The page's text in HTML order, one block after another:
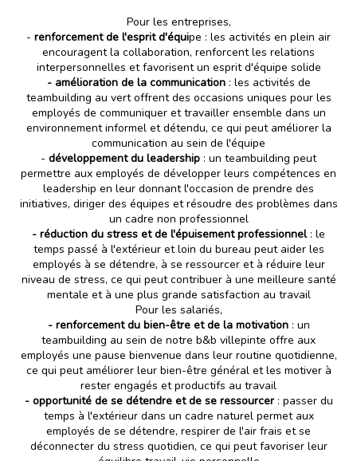
Pour les entreprises,
- renforcement de l'esprit d'équipe : les activités en plein air
encouragent la collaboration, renforcent les relations
interpersonnelles et favorisent un esprit d'équipe solide
- amélioration de la communication: les activités de
teambuilding au vert offrent des occasions uniques pour les
employés de communiquer et travailler ensemble dans un
environnement informel et détendu, ce qui peut améliorer la
communication au sein de l'équipe
- développement du leadership : un teambuilding peut
permettre aux employés de développer leurs compétences en
leadership en leur donnant l'occasion de prendre des
initiatives, diriger des équipes et résoudre des problèmes dans
un cadre non professionnel
- réduction du stress et de l'épuisement professionnel: le
temps passé à l'extérieur et loin du bureau peut aider les
employés à se détendre, à se ressourcer et à réduire leur
niveau de stress, ce qui peut contribuer à une meilleure santé
mentale et à une plus grande satisfaction au travail
Pour les salariés,
- renforcement du bien-être et de la motivation: un
teambuilding au sein de notre b&b villepinte offre aux
employés une pause bienvenue dans leur routine quotidienne,
ce qui peut améliorer leur bien-être général et les motiver à
rester engagés et productifs au travail
- opportunité de se détendre et de se ressourcer: passer du
temps à l'extérieur dans un cadre naturel permet aux
employés de se détendre, respirer de l'air frais et se
déconnecter du stress quotidien, ce qui peut favoriser leur